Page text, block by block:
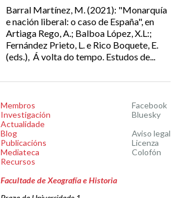
Barral Martínez, M. (2021): "Monarquía
e nación liberal: o caso de España", en
Artiaga Rego, A.; Balboa López, X.L:;
Fernández Prieto, L. e Rico Boquete, E.
(eds.), Á volta do tempo. Estudos de...
Membros
Investigación
Actualidade
Blog
Publicacións
Mediateca
Recursos
Facebook
Bluesky
Aviso legal
Licenza
Colofón
Facultade de Xeografía e Historia